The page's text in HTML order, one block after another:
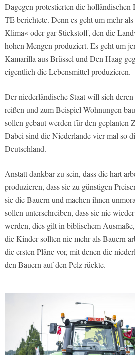
Dagegen protestierten die holländischen
TEberichtete. Denn es geht um mehr
Klima« oder gar Stickstoff, den die
hohen Mengen produziert. Es geht um
Kamarilla aus Brüssel und Den Haag
eigentlich die Lebensmittel produzieren.
Der niederländische Staat will sich
reißen und zum Beispiel Wohnungen
sollen gebaut werden für den geplanten
Dabei sind die Niederlande vier mal so
Deutschland.
Anstatt dankbar zu sein, dass die hart
produzieren, dass sie zu günstigen
sie die Bauern und machen ihnen
sollen unterschreiben, dass sie nie
werden, dies gilt in biblischem
die Kinder sollten nie mehr als Bauern
die ersten Pläne vor, mit denen die
den Bauern auf den Pelz rückte.